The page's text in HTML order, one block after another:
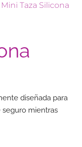
Taza Silicona
diseñada para
mientras